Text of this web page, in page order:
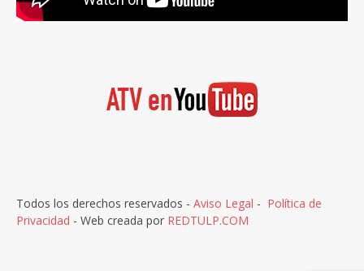
Todos los derechos reservados - Aviso Legal - Política de
Privacidad - Web creada por REDTULP.COM